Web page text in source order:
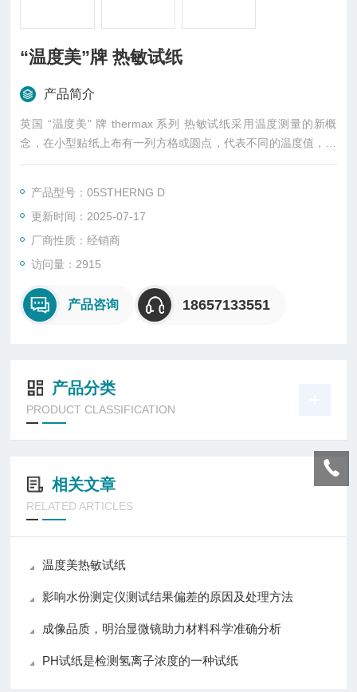
“温度美”牌 热敏试纸
产品简介
英国 “温度美" 牌 thermax 系列 热敏试纸采用温度测量的新概
念，在小型贴纸上布有一列方格或圆点，代表不同的温度值，当
温度上升至该温度点时-，方格会转变成黑色，即使随后温度降
过的高温度，不须长时间在旁监视就可以知道是否有超温现象，
或利用该试纸作为品质合格的有力证据。多种款式可供选择则。
产品型号：05STHERNG D
更新时间：2025-07-17
厂商性质：经销商
访问量：2915
产品咨询 18657133551
产品分类
PRODUCT CLASSIFICATION
相关文章
RELATED ARTICLES
温度美热敏试纸
影响水份测定仪测试结果偏差的原因及处理方法
成像品质，明治显微镜助力材料科学准确分析
PH试纸是检测氢离子浓度的一种试纸